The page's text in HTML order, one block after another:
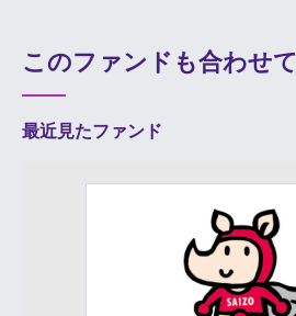
このファンドも合わせ
最近見たファンド